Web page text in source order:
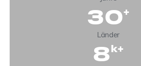
Länder
30+
8k+